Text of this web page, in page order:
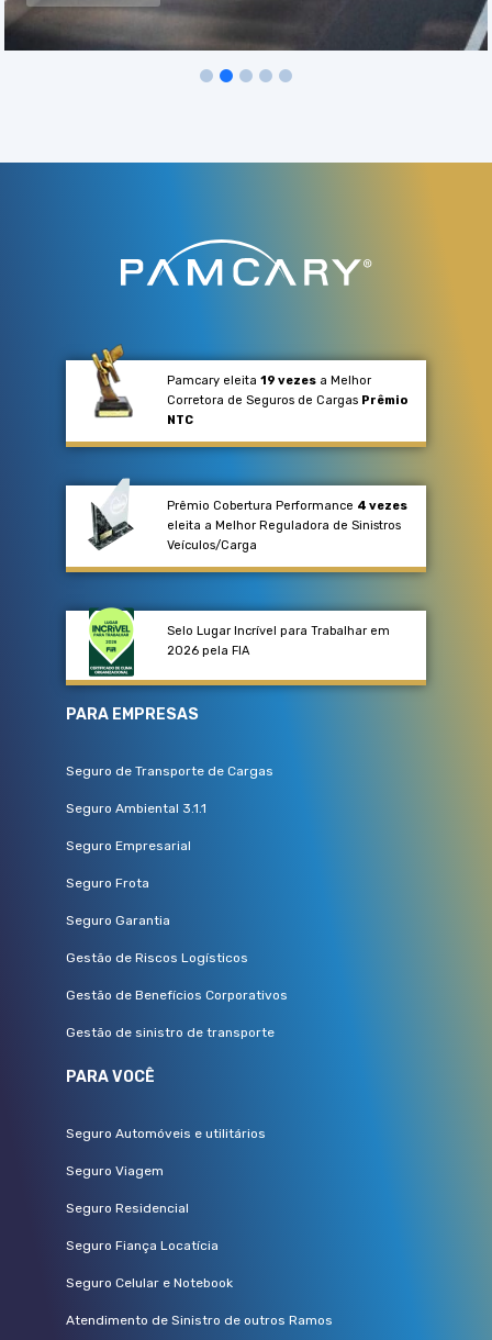
4 5
Pamcary eleita 19 vezes a Melhor
Corretora de Seguros de Cargas Prêmio
NTC
Prêmio Cobertura Performance 4 vezes
eleita a Melhor Reguladora de Sinistros
Veículos/Carga​
Selo Lugar Incrível para Trabalhar em
2026 pela FIA
PARA EMPRESAS
Seguro de Transporte de Cargas
Seguro Ambiental 3.1.1
Seguro Empresarial
Seguro Frota
Seguro Garantia
Gestão de Riscos Logísticos
Gestão de Benefícios Corporativos
Gestão de sinistro de transporte
PARA VOCÊ
Seguro Automóveis e utilitários
Seguro Viagem
Seguro Residencial
Seguro Fiança Locatícia
Seguro Celular e Notebook
Atendimento de Sinistro de outros Ramos